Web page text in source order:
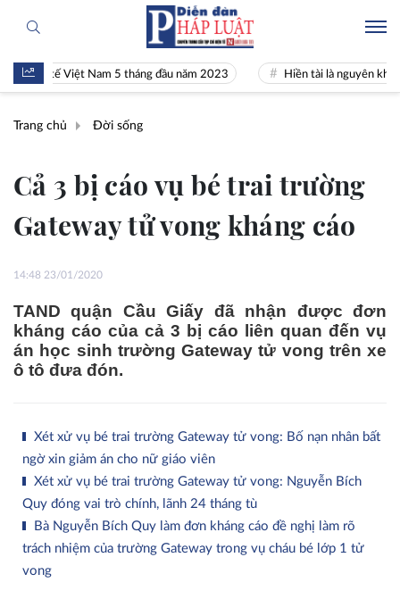
tế Việt Nam 5 tháng đầu năm 2023 Hiền tài là nguyên khí Quốc
Trang chủ Đời sống
Cả 3 bị cáo vụ bé trai trường
Gateway tử vong kháng cáo
14:48 23/01/2020
TAND quận Cầu Giấy đã nhận được đơn
kháng cáo của cả 3 bị cáo liên quan đến vụ
án học sinh trường Gateway tử vong trên xe
ô tô đưa đón.
Xét xử vụ bé trai trường Gateway tử vong: Bố nạn nhân bất
ngờ xin giảm án cho nữ giáo viên
Xét xử vụ bé trai trường Gateway tử vong: Nguyễn Bích
Quy đóng vai trò chính, lãnh 24 tháng tù
Bà Nguyễn Bích Quy làm đơn kháng cáo đề nghị làm rõ
trách nhiệm của trường Gateway trong vụ cháu bé lớp 1 tử
vong